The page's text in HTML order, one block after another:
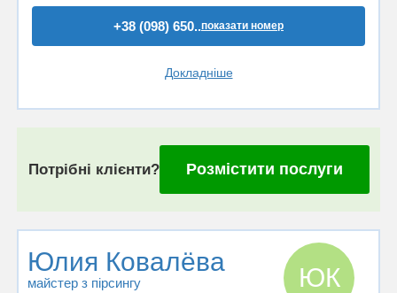
+38 (098) 650..показати номер
Докладніше
Потрібні клієнти? Розмістити послуги
Юлия Ковалёва
майстер з пірсингу ЮК